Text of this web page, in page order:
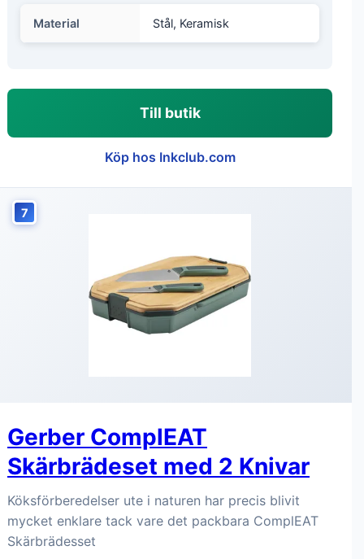
Material Stål, Keramisk
Till butik
Köp hos Inkclub.com
7
Gerber ComplEAT
Skärbrädeset med 2 Knivar
Köksförberedelser ute i naturen har precis blivit
mycket enklare tack vare det packbara ComplEAT
Skärbrädesset